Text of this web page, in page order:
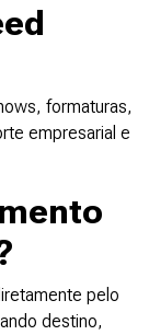
formaturas,
empresarial e
pelo
destino,